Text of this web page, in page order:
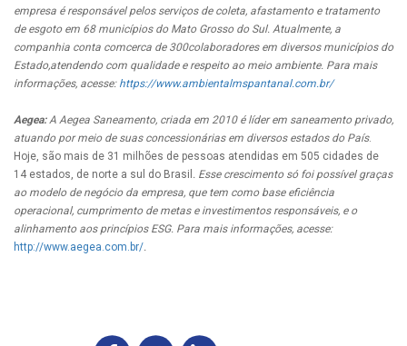
empresa é responsável pelos serviços de coleta, afastamento e tratamento
de esgoto em 68 municípios do Mato Grosso do Sul. Atualmente, a
companhia conta comcerca de 300colaboradores em diversos municípios do
Estado,atendendo com qualidade e respeito ao meio ambiente. Para mais
informações, acesse: https://www.ambientalmspantanal.com.br/
Aegea: A Aegea Saneamento, criada em 2010 é líder em saneamento privado,
atuando por meio de suas concessionárias em diversos estados do País.
Hoje, são mais de 31 milhões de pessoas atendidas em 505 cidades de
14 estados, de norte a sul do Brasil
. Esse crescimento só foi possível graças
ao modelo de negócio da empresa, que tem como base eficiência
operacional, cumprimento de metas e investimentos responsáveis, e o
alinhamento aos princípios ESG. Para mais informações, acesse:
http://www.aegea.com.br/